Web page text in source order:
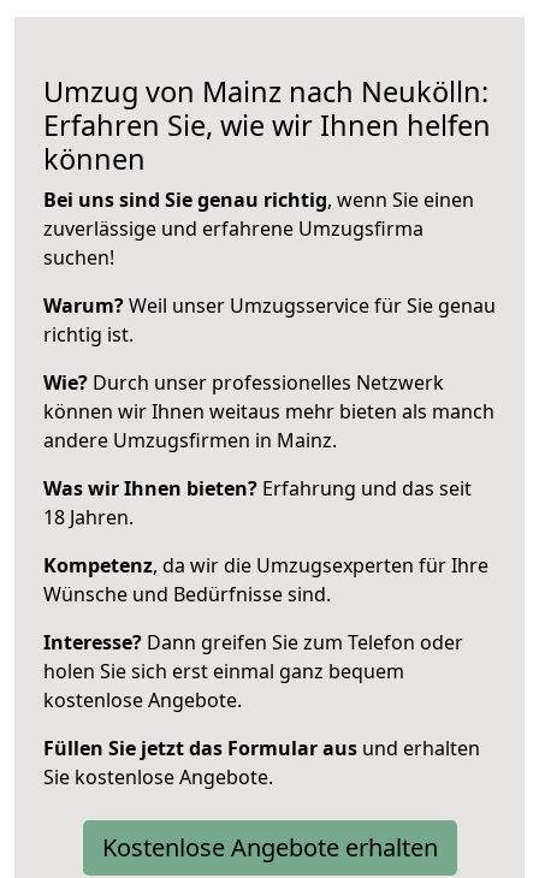
Umzug von Mainz nach Neukölln:
Erfahren Sie, wie wir Ihnen helfen
können
Bei uns sind Sie genau richtig, wenn Sie einen
zuverlässige und erfahrene Umzugsfirma
suchen!
Warum?Weil unser Umzugsservice für Sie genau
richtig ist.
Wie? Durch unser professionelles Netzwerk
können wir Ihnen weitaus mehr bieten als manch
andere Umzugsfirmen in Mainz.
Was wir Ihnen bieten? Erfahrung und das seit
18 Jahren.
Kompetenz, da wir die Umzugsexperten für Ihre
Wünsche und Bedürfnisse sind.
Interesse? Dann greifen Sie zum Telefon oder
holen Sie sich erst einmal ganz bequem
kostenlose Angebote.
Füllen Sie jetzt das Formular aus und erhalten
Sie kostenlose Angebote.
Kostenlose Angebote erhalten